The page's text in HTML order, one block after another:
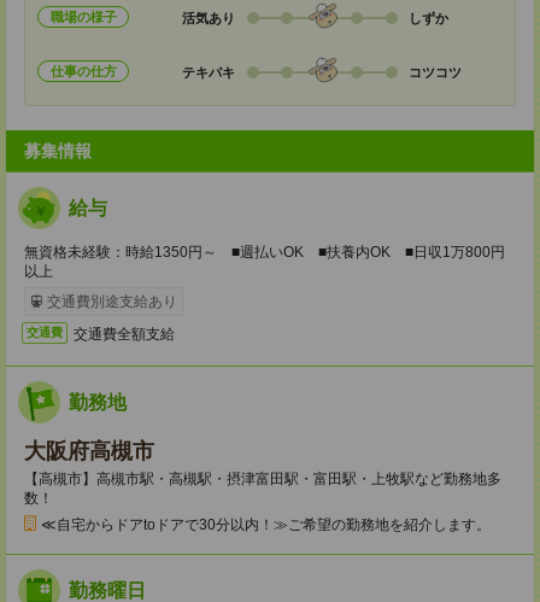
職場の様子 活気あり しずか
仕事の仕方 テキパキ コツコツ
募集情報
給与
無資格未経験：時給1350円～ ■週払いOK ■扶養内OK ■日収1万800円
以上
交通費別途支給あり
交通費 交通費全額支給
勤務地
大阪府高槻市
【高槻市】高槻市駅・高槻駅・摂津富田駅・富田駅・上牧駅など勤務地多
数！
≪自宅からドアtoドアで30分以内！≫ご希望の勤務地を紹介します。
勤務曜日